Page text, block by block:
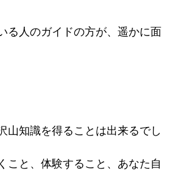
る人のガイドの方が、遥かに面
山知識を得ることは出来るでし
こと、体験すること、あなた自